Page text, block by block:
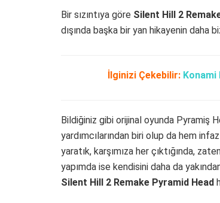
Bir sızıntıya göre Silent Hill 2
dışında başka bir yan hikayenin daha
İlginizi Çekebilir: Konami
Bildiğiniz gibi orijinal oyunda Pyramiş
yardımcılarından biri olup da hem
yaratık, karşımıza her çıktığında,
yapımda ise kendisini daha da
Silent Hill 2 Remake Pyramid Head